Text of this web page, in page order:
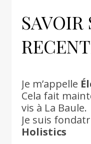
SAVOIR
Je m’appelle
Cela fait
vis à La Baule.
Je suis
Holistics